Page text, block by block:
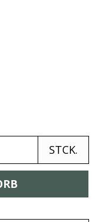
STCK.